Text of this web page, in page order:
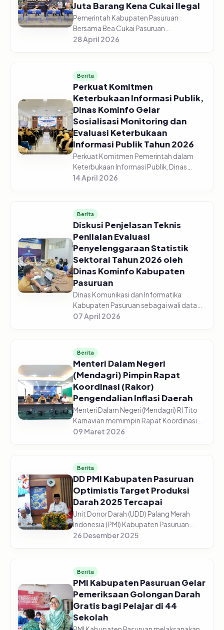
Juta Barang Kena Cukai Ilegal
Pemerintah Kabupaten Pasuruan
Bersama Bea Cukai Pasuruan
melaksanakan pemusnahan jutaan
27/04/2026. Pemusn...
28 April 2026
Berita
Perkuat Komitmen
Keterbukaan Informasi Publik,
Dinas Kominfo Gelar
Sosialisasi Monitoring dan
Evaluasi Keterbukaan
Informasi Publik Tahun 2026
Perkuat Komitmen Pemerintah dalam
Keterbukaan Informasi Publik, Dinas
Komunikasi dan Informatika Kabupaten
14 April 2026
Berita
Diskusi Penjelasan Teknis
Penilaian Evaluasi
Penyelenggaraan Statistik
Sektoral Tahun 2026 oleh
Dinas Kominfo Kabupaten
Pasuruan
Dinas Komunikasi dan Informatika
Kabupaten Pasuruan sebagai wali data
mengadakan Diskusi Bersama Tentang
07 April 2026
Berita
Menteri Dalam Negeri
(Mendagri) Pimpin Rapat
Koordinasi (Rakor)
Pengendalian Inflasi Daerah
Menteri Dalam Negeri (Mendagri) RI Tito
Karnavian memimpin Rapat Koordinasi
(Rakor) Pengendalian Inflasi Daerah dari
09 Maret 2026
Berita
DD PMI Kabupaten Pasuruan
Optimistis Target Produksi
Darah 2025 Tercapai
Unit Donor Darah (UDD) Palang Merah
Indonesia (PMI) Kabupaten Pasuruan
optimistis target produksi darah tahun
dar...
26 Desember 2025
Berita
PMI Kabupaten Pasuruan Gelar
Pemeriksaan Golongan Darah
Gratis bagi Pelajar di 44
Sekolah